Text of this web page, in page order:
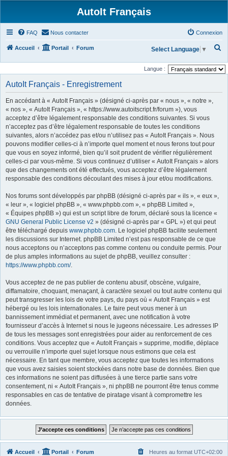
AutoIt Français
FAQ Nous contacter Connexion
Accueil Portail Forum
c
Select Language ▼
Langue :
AutoIt Français - Enregistrement
En accédant à « AutoIt Français » (désigné ci-après par « nous », « notre »,
« nos », « AutoIt Français », « https://www.autoitscript.fr/forum »), vous
acceptez d’être légalement responsable des conditions suivantes. Si vous
n’acceptez pas d’être légalement responsable de toutes les conditions
suivantes, alors n’accédez pas et/ou n’utilisez pas « AutoIt Français ». Nous
pouvons modifier celles-ci à n’importe quel moment et nous ferons tout pour
que vous en soyez informé, bien qu’il soit prudent de vérifier régulièrement
celles-ci par vous-même. Si vous continuez d’utiliser « AutoIt Français » alors
que des changements ont été effectués, vous acceptez d’être légalement
responsable des conditions découlant des mises à jour et/ou modifications.
Nos forums sont développés par phpBB (désigné ci-après par « ils », « eux »,
« leur », « logiciel phpBB », « www.phpbb.com », « phpBB Limited »,
« Équipes phpBB ») qui est un script libre de forum, déclaré sous la licence «
GNU General Public License v2 » (désigné ci-après par « GPL ») et qui peut
être téléchargé depuis www.phpbb.com. Le logiciel phpBB facilite seulement
les discussions sur Internet. phpBB Limited n’est pas responsable de ce que
nous acceptons ou n’acceptons pas comme contenu ou conduite permis. Pour
de plus amples informations au sujet de phpBB, veuillez consulter :
https://www.phpbb.com/.
Vous acceptez de ne pas publier de contenu abusif, obscène, vulgaire,
diffamatoire, choquant, menaçant, à caractère sexuel ou tout autre contenu qui
peut transgresser les lois de votre pays, du pays où « AutoIt Français » est
hébergé ou les lois internationales. Le faire peut vous mener à un
bannissement immédiat et permanent, avec une notification à votre
fournisseur d’accès à Internet si nous le jugeons nécessaire. Les adresses IP
de tous les messages sont enregistrées pour aider au renforcement de ces
conditions. Vous acceptez que « AutoIt Français » supprime, modifie, déplace
ou verrouille n’importe quel sujet lorsque nous estimons que cela est
nécessaire. En tant que membre, vous acceptez que toutes les informations
que vous avez saisies soient stockées dans notre base de données. Bien que
ces informations ne soient pas diffusées à une tierce partie sans votre
consentement, ni « AutoIt Français », ni phpBB ne pourront être tenus comme
responsables en cas de tentative de piratage visant à compromettre les
données.
Accueil Portail Forum Heures au format UTC+02:00